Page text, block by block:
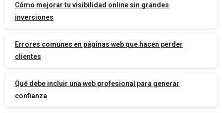
Cómo mejorar tu visibilidad online sin grandes
inversiones
Errores comunes en páginas web que hacen perder
clientes
Qué debe incluir una web profesional para generar
confianza